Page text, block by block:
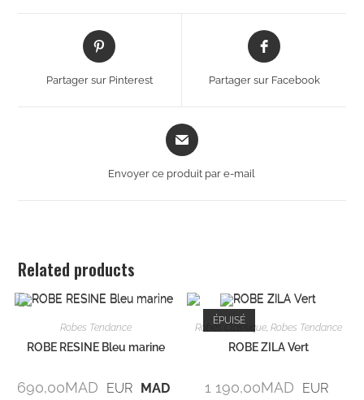
Partager sur Pinterest Partager sur Facebook
Envoyer ce produit par e-mail
Related products
Robes Tendance
ROBE RESINE Bleu marine
690,00MAD EUR MAD
ÉPUISÉ
Robes Classique, Robes Tendance
ROBE ZILA Vert
1 190,00MAD
EUR